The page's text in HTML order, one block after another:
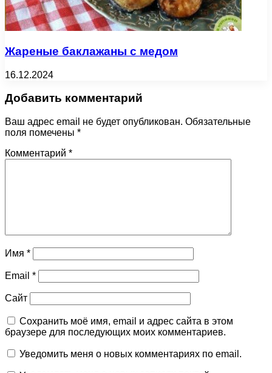
Жареные баклажаны с медом
16.12.2024
Добавить комментарий
Ваш адрес email не будет опубликован. Обязательные
поля помечены *
Комментарий *
Имя *
Email *
Сайт
Сохранить моё имя, email и адрес сайта в этом
браузере для последующих моих комментариев.
Уведомить меня о новых комментариях по email.